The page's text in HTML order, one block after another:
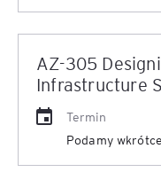
AZ-305
Infrastructure
Termin
Podamy wkrótce